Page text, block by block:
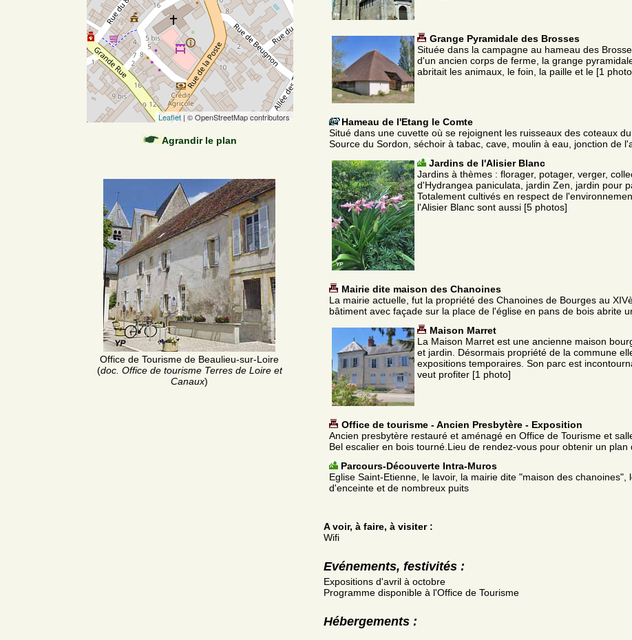
Leaflet | © OpenStreetMap contributors
Agrandir le plan
Office de Tourisme de Beaulieu-sur-Loire
(doc. Office de tourisme Terres de Loire et
Canaux)
Grange Pyramidale des Brosses
Située dans la campagne au hameau des
d'un ancien corps de ferme, la grange
abritait les animaux, le foin, la paille et le [1
Hameau de l'Etang le Comte
Situé dans une cuvette où se rejoignent les ruisseaux des coteaux
Source du Sordon, séchoir à tabac, cave, moulin à eau, jonction de
Jardins de l'Alisier Blanc
Jardins à thèmes : florager, potager, verger,
d'Hydrangea paniculata, jardin Zen, jardin pour
Totalement cultivés en respect de
l'Alisier Blanc sont aussi [5 photos]
Mairie dite maison des Chanoines
La mairie actuelle, fut la propriété des Chanoines de Bourges au
bâtiment avec façade sur la place de l'église en pans de bois abrite
Maison Marret
La Maison Marret est une ancienne maison
et jardin. Désormais propriété de la commune
expositions temporaires. Son parc est
veut profiter [1 photo]
Office de tourisme - Ancien Presbytère - Exposition
Ancien presbytère restauré et aménagé en Office de Tourisme et
Bel escalier en bois tourné.Lieu de rendez-vous pour obtenir un plan
Parcours-Découverte Intra-Muros
Eglise Saint-Etienne, le lavoir, la mairie dite "maison des chanoines",
d'enceinte et de nombreux puits
A voir, à faire, à visiter :
Wifi
Evénements, festivités :
Expositions d'avril à octobre
Programme disponible à l'Office de Tourisme
Hébergements :